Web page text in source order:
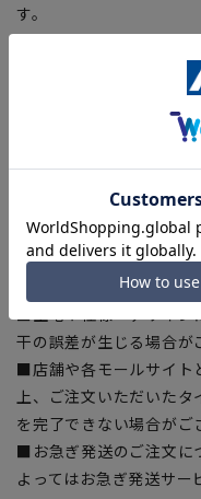
す。
裾上げテープ:
※こちらの商品は在庫切
【商品に関するご注意】
■商品画像はサンプルの
ある場合がございます
■サイズスペックは仕上
■ブラウザやお使いのモ
加減により、実際の商
干の誤差が生じる場合が
■店舗や各モールサイト
上、ご注文いただいた
を完了できない場合がご
■お急ぎ発送のご注文に
よってはお急ぎ発送サ